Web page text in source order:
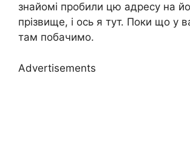
знайомі пробили цю адресу на
прізвище, і ось я тут. Поки що у
там побачимо.
Advertisements